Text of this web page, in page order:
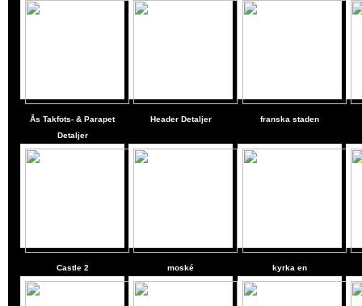
Ås Takfots- & Parapet
Detaljer
Header Detaljer franska staden
Castle2 moské kyrka en